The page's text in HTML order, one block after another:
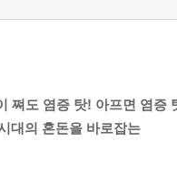
쪄도 염증 탓! 아프면 염증
대의 혼돈을 바로잡는